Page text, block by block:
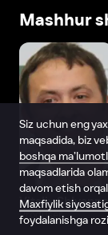
Mashhur
Vitaliy Shlyappo
Produser
Siz uchun eng
maqsadida, biz
boshqa
maqsadlarida
davom etish
Maxfiylik
foydalanishga